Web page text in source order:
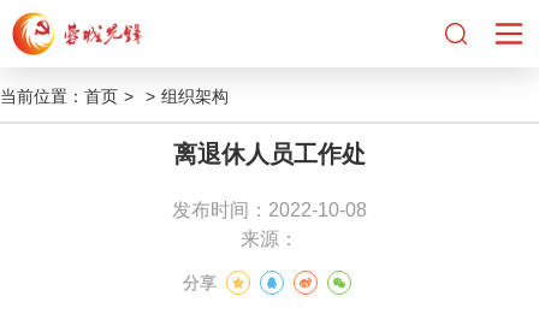
当前位置： 首页 > > 组织架构
离退休人员工作处
发布时间：2022-10-08
来源：
分享